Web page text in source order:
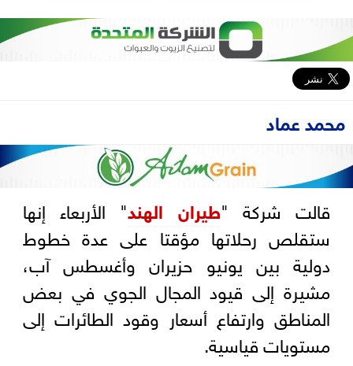
محمد عماد
قالت شركة "طيران الهند" الأربعاء إنها
ستقلص رحلاتها مؤقتا على عدة خطوط
دولية بين يونيو ​حزيران وأغسطس آب،
مشيرة إلى قيود المجال الجوي في بعض
المناطق وارتفاع أسعار وقود الطائرات إلى
مستويات قياسية.